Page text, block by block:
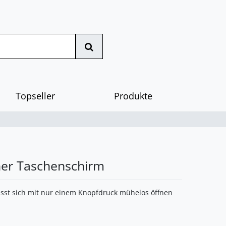
Topseller Produkte
Taschenschirm
sich mit nur einem Knopfdruck mühelos öffnen